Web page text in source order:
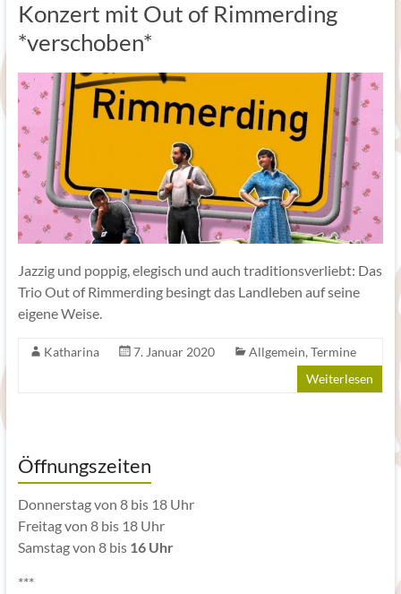
Konzert mit Out of Rimmerding
*verschoben*
Jazzig und poppig, elegisch und auch traditionsverliebt: Das
Trio Out of Rimmerding besingt das Landleben auf seine
eigene Weise.
Katharina 7. Januar 2020 Allgemein, Termine
Weiterlesen
Öffnungszeiten
Donnerstag von 8 bis 18 Uhr
Freitag von 8 bis 18 Uhr
Samstag von 8 bis 16 Uhr
***